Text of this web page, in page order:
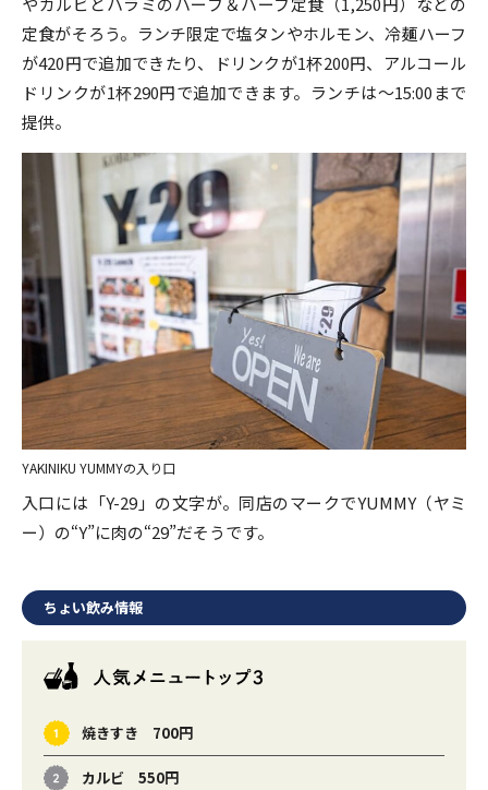
定食がそろう。ランチ限定で塩タンやホルモン、冷麺ハーフ
が420円で追加できたり、ドリンクが1杯200円、アルコール
ドリンクが1杯290円で追加できます。ランチは～15:00まで
提供。
YAKINIKU YUMMYの入り口
入口には「Y-29」の文字が。同店のマークでYUMMY（ヤミ
ー）の“Y”に肉の“29”だそうです。
ちょい飲み情報
焼きすき 700円
カルビ 550円